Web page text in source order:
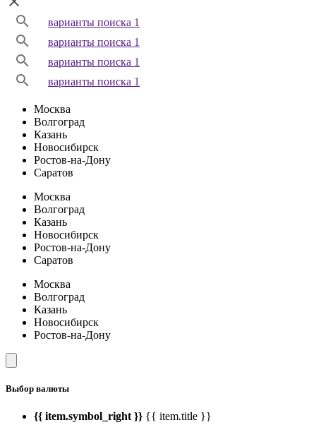
варианты поиска 1
варианты поиска 1
варианты поиска 1
варианты поиска 1
Москва
Волгоград
Казань
Новосибирск
Ростов-на-Дону
Саратов
Москва
Волгоград
Казань
Новосибирск
Ростов-на-Дону
Саратов
Москва
Волгоград
Казань
Новосибирск
Ростов-на-Дону
Выбор валюты
{{ item.symbol_right }} {{ item.title }}